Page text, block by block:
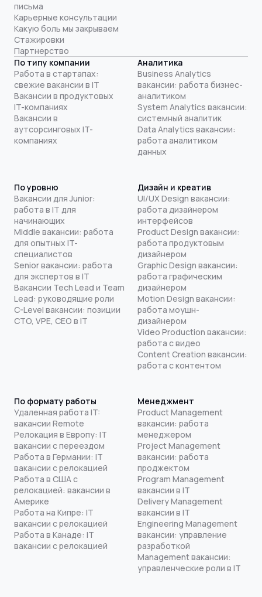
письма
Карьерные консультации
Какую боль мы закрываем
Стажировки
Партнерство
По типу компании
Работа в стартапах:
свежие вакансии в IT
Вакансии в продуктовых
IT-компаниях
Вакансии в
аутсорсинговых IT-
компаниях
Аналитика
Business Analytics
вакансии: работа бизнес-
аналитиком
System Analytics вакансии:
системный аналитик
Data Analytics вакансии:
работа аналитиком
данных
По уровню
Вакансии для Junior:
работа в IT для
начинающих
Middle вакансии: работа
для опытных IT-
специалистов
Senior вакансии: работа
для экспертов в IT
Вакансии Tech Lead и Team
Lead: руководящие роли
C-Level вакансии: позиции
CTO, VPE, CEO в IT
Дизайн и креатив
UI/UX Design вакансии:
работа дизайнером
интерфейсов
Product Design вакансии:
работа продуктовым
дизайнером
Graphic Design вакансии:
работа графическим
дизайнером
Motion Design вакансии:
работа моушн-
дизайнером
Video Production вакансии:
работа с видео
Content Creation вакансии:
работа с контентом
По формату работы
Удаленная работа IT:
вакансии Remote
Релокация в Европу: IT
вакансии с переездом
Работа в Германии: IT
вакансии с релокацией
Работа в США с
релокацией: вакансии в
Америке
Работа на Кипре: IT
вакансии с релокацией
Работа в Канаде: IT
вакансии с релокацией
Менеджмент
Product Management
вакансии: работа
менеджером
Project Management
вакансии: работа
проджектом
Program Management
вакансии в IT
Delivery Management
вакансии в IT
Engineering Management
вакансии: управление
разработкой
Management вакансии:
управленческие роли в IT